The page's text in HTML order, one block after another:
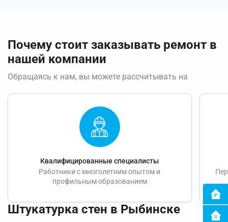
Почему стоит заказывать ремонт в
нашей компании
Обращаясь к нам, вы можете рассчитывать на
Квалифицированные специалисты
Работники с многолетним опытом и
профильным образованием
Штукатурка стен в Рыбинске